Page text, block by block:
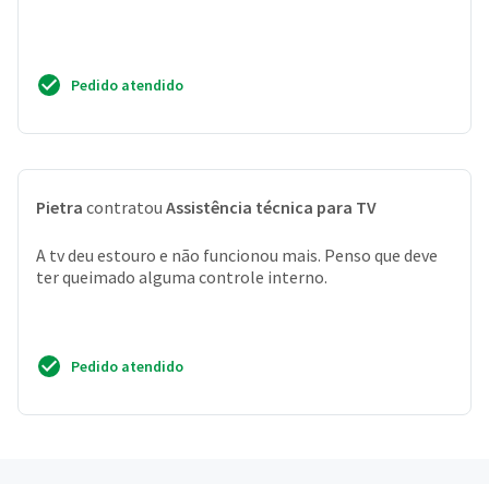
Pedido atendido
Pietra contratou Assistência técnica para TV
A tv deu estouro e não funcionou mais. Penso que deve
ter queimado alguma controle interno.
Pedido atendido